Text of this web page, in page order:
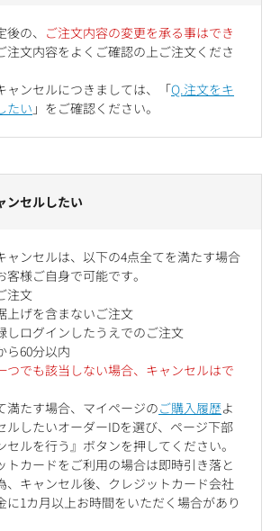
の、 ご注文内容の変更を承る事はでき
注文内容をよくご確認の上ご注文くださ
ャンセルにつきましては、「Q.注文をキ
たい 」をご確認ください。
ンセルしたい
ャンセルは、以下の4点全てを満たす場合
客様ご自身で可能です。
注文
げを含まないご注文
ログインしたうえでのご注文
60分以内
でも該当しない場合、キャンセルはで
満たす場合、マイページのご購入履歴よ
ルしたいオーダーIDを選び、ページ下部
セルを行う』ボタンを押してください。
トカードをご利用の場合は即時引き落と
、キャンセル後、クレジットカード会社
に1カ月以上お時間をいただく場合があり